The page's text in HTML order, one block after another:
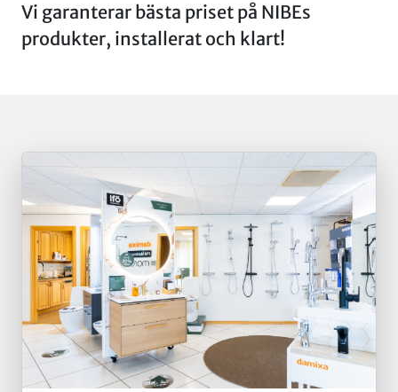
Vi garanterar bästa priset på NIBEs
produkter, installerat och klart!